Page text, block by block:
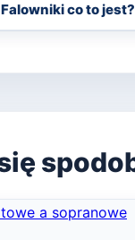
Falowniki co to jest?